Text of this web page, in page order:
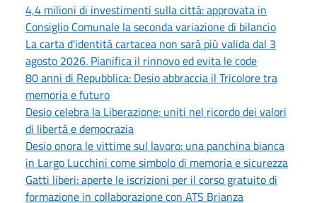
4,4 milioni di investimenti sulla città: approvata in
Consiglio Comunale la seconda variazione di bilancio
La carta d'identità cartacea non sarà più valida dal 3
agosto 2026. Pianifica il rinnovo ed evita le code
80 anni di Repubblica: Desio abbraccia il Tricolore tra
memoria e futuro
Desio celebra la Liberazione: uniti nel ricordo dei valori
di libertà e democrazia
Desio onora le vittime sul lavoro: una panchina bianca
in Largo Lucchini come simbolo di memoria e sicurezza
Gatti liberi: aperte le iscrizioni per il corso gratuito di
formazione in collaborazione con ATS Brianza